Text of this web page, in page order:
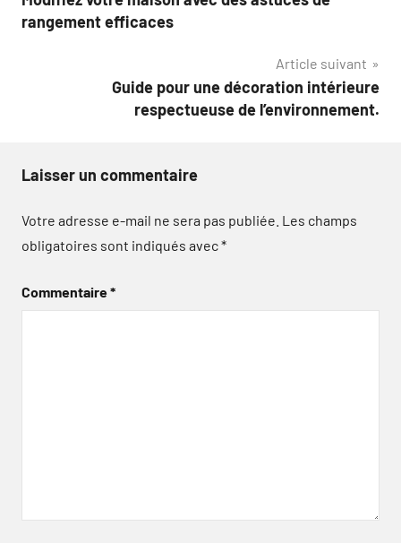
de
rangement efficaces
Article suivant
Guide pour une décoration intérieure
respectueuse de l’environnement.
Laisser un commentaire
Votre adresse e-mail ne sera pas publiée. Les champs
obligatoires sont indiqués avec*
Commentaire*